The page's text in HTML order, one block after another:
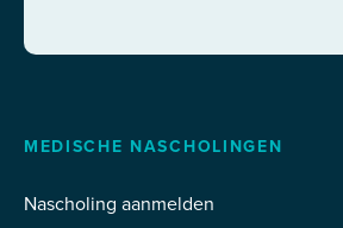
MEDISCHE NASCHOLINGEN
Nascholing aanmelden